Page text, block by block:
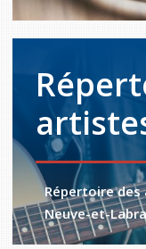
Répertoire
Neuve-et-